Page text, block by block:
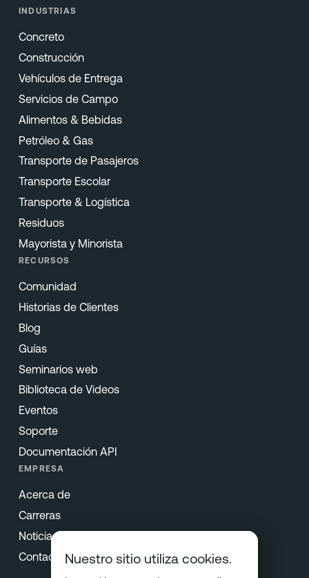
INDUSTRIAS
Concreto
Construcción
Vehículos de Entrega
Servicios de Campo
Alimentos & Bebidas
Petróleo & Gas
Transporte de Pasajeros
Transporte Escolar
Transporte & Logística
Residuos
Mayorista y Minorista
RECURSOS
Comunidad
Historias de Clientes
Blog
Guías
Seminarios web
Biblioteca de Videos
Eventos
Soporte
Documentación API
EMPRESA
Acerca de
Carreras
Noticias & Prensa
Contacto
Nuestro sitio utiliza cookies.